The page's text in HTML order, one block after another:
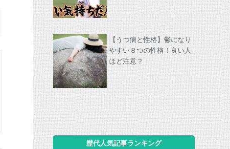
【うつ病と性格】鬱になり
やすい８つの性格！良い人
ほど注意？
歴代人気記事ランキング